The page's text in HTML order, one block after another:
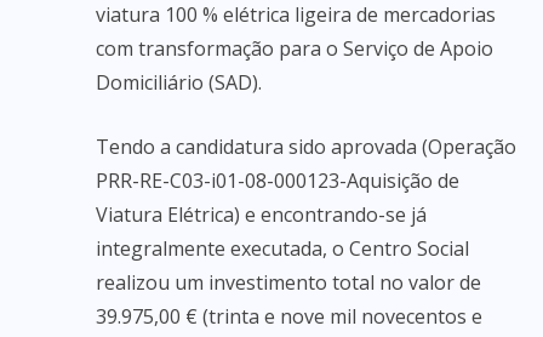
viatura 100 % elétrica ligeira de mercadorias
com transformação para o Serviço de Apoio
Domiciliário (SAD).
Tendo a candidatura sido aprovada (Operação
PRR-RE-C03-i01-08-000123-Aquisição de
Viatura Elétrica) e encontrando-se já
integralmente executada, o Centro Social
realizou um investimento total no valor de
39.975,00 € (trinta e nove mil novecentos e